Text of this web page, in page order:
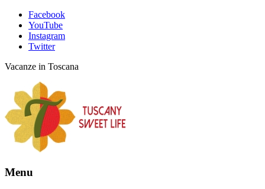
Facebook
YouTube
Instagram
Twitter
Vacanze in Toscana
Menu